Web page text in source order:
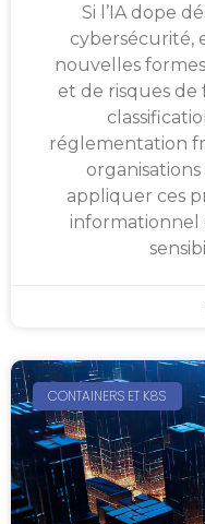
Si l’IA dope
cybersécurité,
nouvelles
et de risques de
réglementation
appliquer ces
informationnel
CONTAINERS ET K8S